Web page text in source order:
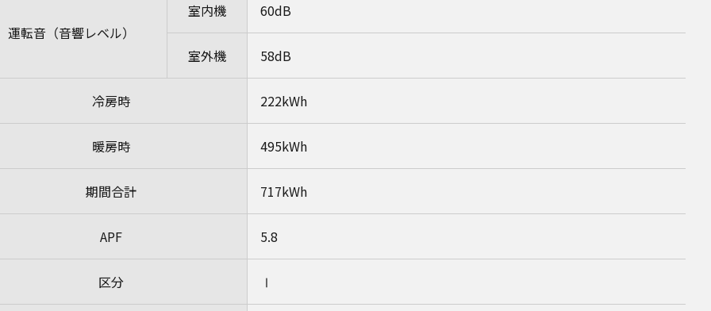
運転音（音響レベル）
室内機 60dB
室外機 58dB
冷房時 222kWh
暖房時 495kWh
期間合計 717kWh
APF 5.8
区分 Ⅰ